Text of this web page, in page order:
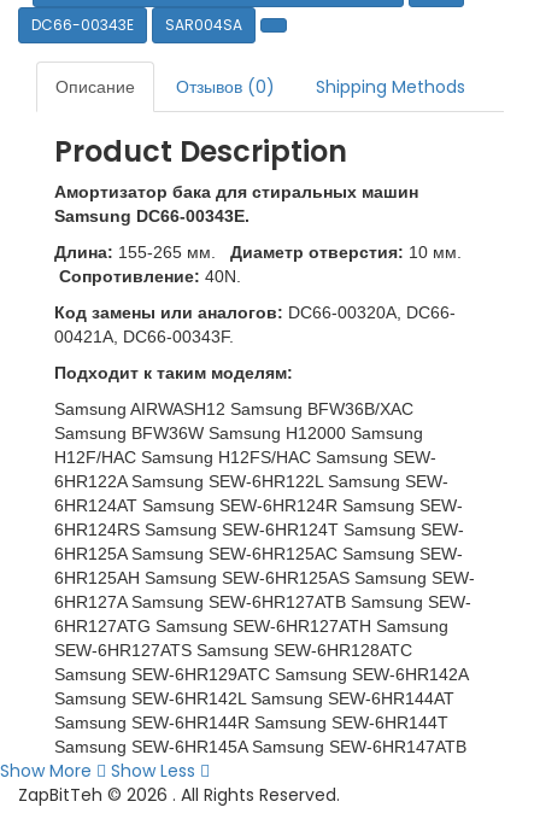
DC66-00343E
SAR004SA
Описание Отзывов (0) Shipping Methods
Product Description
Амортизатор бака для стиральных машин
Samsung DC66-00343E.
Длина: 155-265 мм. Диаметр отверстия: 10 мм.
Сопротивление: 40N.
Код замены или аналогов: DC66-00320A, DC66-
00421A, DC66-00343F.
Подходит к таким моделям:
Samsung AIRWASH12 Samsung BFW36B/XAC
Samsung BFW36W Samsung H12000 Samsung
H12F/HAC Samsung H12FS/HAC Samsung SEW-
6HR122A Samsung SEW-6HR122L Samsung SEW-
6HR124AT Samsung SEW-6HR124R Samsung SEW-
6HR124RS Samsung SEW-6HR124T Samsung SEW-
6HR125A Samsung SEW-6HR125AC Samsung SEW-
6HR125AH Samsung SEW-6HR125AS Samsung SEW-
6HR127A Samsung SEW-6HR127ATB Samsung SEW-
6HR127ATG Samsung SEW-6HR127ATH Samsung
SEW-6HR127ATS Samsung SEW-6HR128ATC
Samsung SEW-6HR129ATC Samsung SEW-6HR142A
Samsung SEW-6HR142L Samsung SEW-6HR144AT
Samsung SEW-6HR144R Samsung SEW-6HR144T
Samsung SEW-6HR145A Samsung SEW-6HR147ATB
Samsung SEW-6HR147ATS Samsung SEW-
6HR149ATC Samsung SEW-6HW121L Samsung SEW-
Show More
Show Less
ZapBitTeh © 2026 . All Rights Reserved.